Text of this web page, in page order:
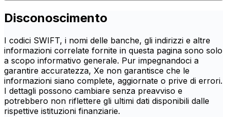
Disconoscimento
I codici SWIFT, i nomi delle banche, gli indirizzi e altre
informazioni correlate fornite in questa pagina sono solo
a scopo informativo generale. Pur impegnandoci a
garantire accuratezza, Xe non garantisce che le
informazioni siano complete, aggiornate o prive di errori.
I dettagli possono cambiare senza preavviso e
potrebbero non riflettere gli ultimi dati disponibili dalle
rispettive istituzioni finanziarie.